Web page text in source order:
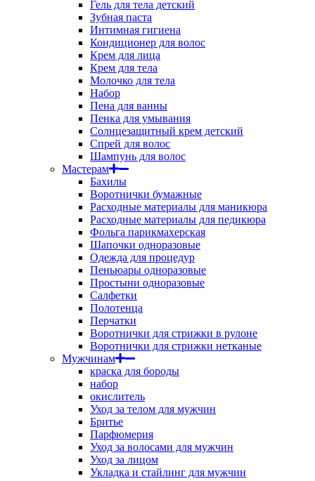
Гель для тела детский
Зубная паста
Интимная гигиена
Кондиционер для волос
Крем для лица
Крем для тела
Молочко для тела
Набор
Пена для ванны
Пенка для умывания
Солнцезащитный крем детский
Спрей для волос
Шампунь для волос
Мастерам
Бахилы
Воротнички бумажные
Расходные материалы для маникюра
Расходные материалы для педикюра
Фольга парикмахерская
Шапочки одноразовые
Одежда для процедур
Пеньюары одноразовые
Простыни одноразовые
Салфетки
Полотенца
Перчатки
Воротнички для стрижки в рулоне
Воротнички для стрижки нетканые
Мужчинам
краска для бороды
набор
окислитель
Уход за телом для мужчин
Бритье
Парфюмерия
Уход за волосами для мужчин
Уход за лицом
Укладка и стайлинг для мужчин